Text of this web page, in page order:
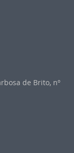
de Brito, nº